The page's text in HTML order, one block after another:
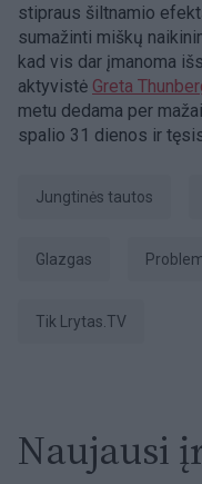
stipraus šiltnamio
sumažinti miškų
kad vis dar įmanoma
aktyvistė Greta
metu dedama per
spalio 31 dienos ir
Jungtinės tautos
Glazgas
tik Lrytas.TV
Naujausi